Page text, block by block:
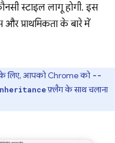
स्टाइल लागू होगी. इस
प्राथमिकता के बारे में
के लिए, आपको Chrome को --
फ़्लैग के साथ चलाना